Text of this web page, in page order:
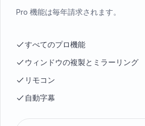
Pro 機能は毎年請求されます。
すべてのプロ機能
ウィンドウの複製とミラーリング
リモコン
自動字幕